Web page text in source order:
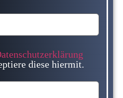
diese hiermit.